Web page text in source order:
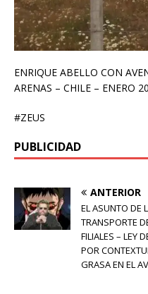
ENRIQUE ABELLO CON
ARENAS – CHILE – ENERO
#ZEUS
PUBLICIDAD
ANTERIOR
EL ASUNTO DE
TRANSPORTE
FILIALES – LEY
POR
GRASA EN EL